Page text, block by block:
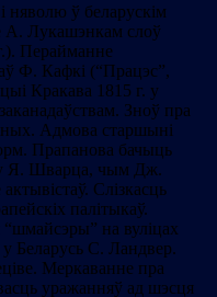
няволю ў беларускім
А. Лукашэнкам слоў
Перайманне
Ф. Кафкі (“Працэс”,
Кракава 1815 г. у
Зноў пра
Адмова старшыні
Прапанова бачыць
Я. Шварца, чым Дж.
Слізкасць
палітыкаў.
“шмайсэры” на вуліцах
Беларусь С. Ландвер.
Меркаванне пра
уражанняў ад шэсця